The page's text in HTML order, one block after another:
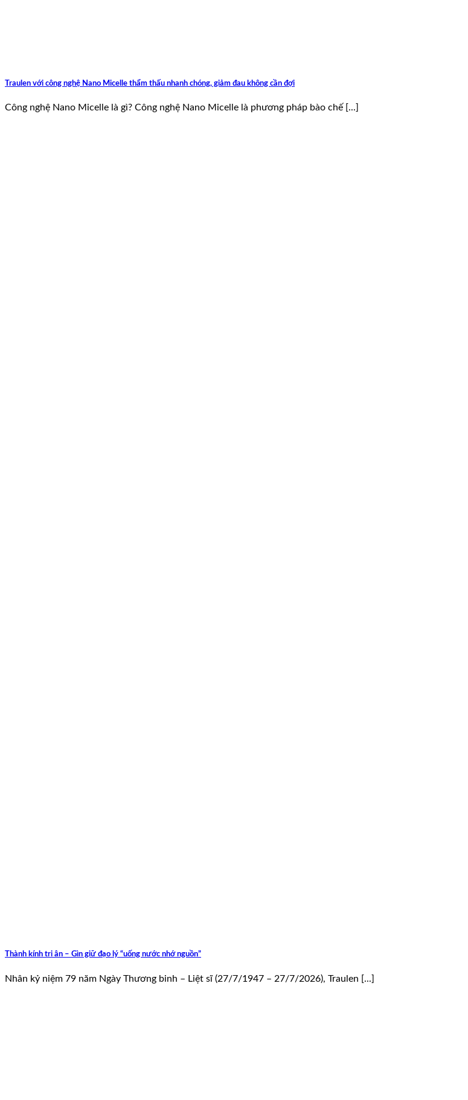
Traulen với công nghệ Nano Micelle thẩm thấu nhanh chóng, giảm đau không cần đợi
Công nghệ Nano Micelle là gì? Công nghệ Nano Micelle là phương pháp bào chế [...]
Thành kính tri ân – Gìn giữ đạo lý “uống nước nhớ nguồn”
Nhân kỷ niệm 79 năm Ngày Thương binh – Liệt sĩ (27/7/1947 – 27/7/2026), Traulen [...]